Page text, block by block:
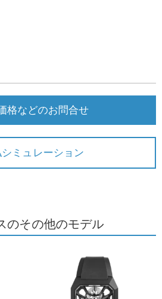
格などのお問合せ
ミュレーション
のその他のモデル